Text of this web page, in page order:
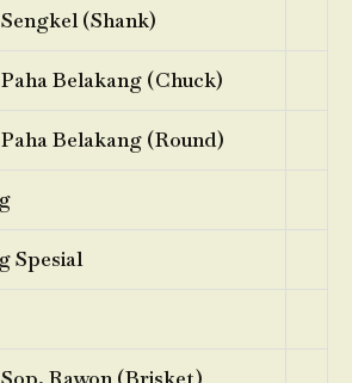
(Shank)
Belakang (Chuck)
Belakang (Round)
Spesial